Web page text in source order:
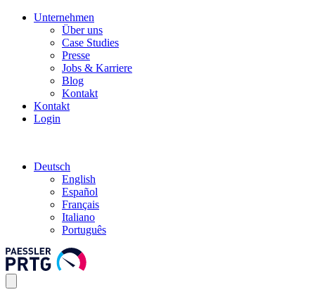
Unternehmen
Über uns
Case Studies
Presse
Jobs & Karriere
Blog
Kontakt
Kontakt
Login
Deutsch
English
Español
Français
Italiano
Português